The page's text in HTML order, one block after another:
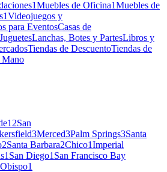
1Muebles de Oficina1Muebles de
1Videojuegos y
para EventosCasas de
JuguetesLanchas, Botes y PartesLibros y
Tiendas de DescuentoTiendas de
Mano
12San
3Merced3Palm Springs3Santa
2Santa Barbara2Chico1Imperial
1 San Diego1 San Francisco Bay
1